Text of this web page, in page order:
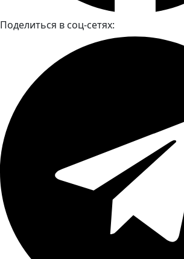
Поделиться в соц-сетях: